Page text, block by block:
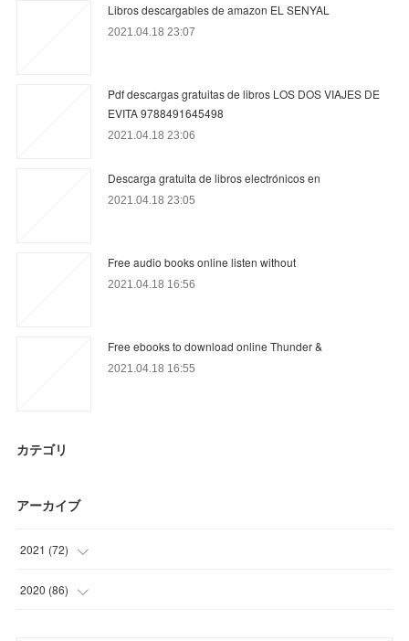
Libros descargables de amazon EL SENYAL
2021.04.18 23:07
Pdf descargas gratuitas de libros LOS DOS VIAJES DE
EVITA 9788491645498
2021.04.18 23:06
Descarga gratuita de libros electrónicos en
2021.04.18 23:05
Free audio books online listen without
2021.04.18 16:56
Free ebooks to download online Thunder &
2021.04.18 16:55
カテゴリ
アーカイブ
2021 (72)
(16 )
2020 (86)